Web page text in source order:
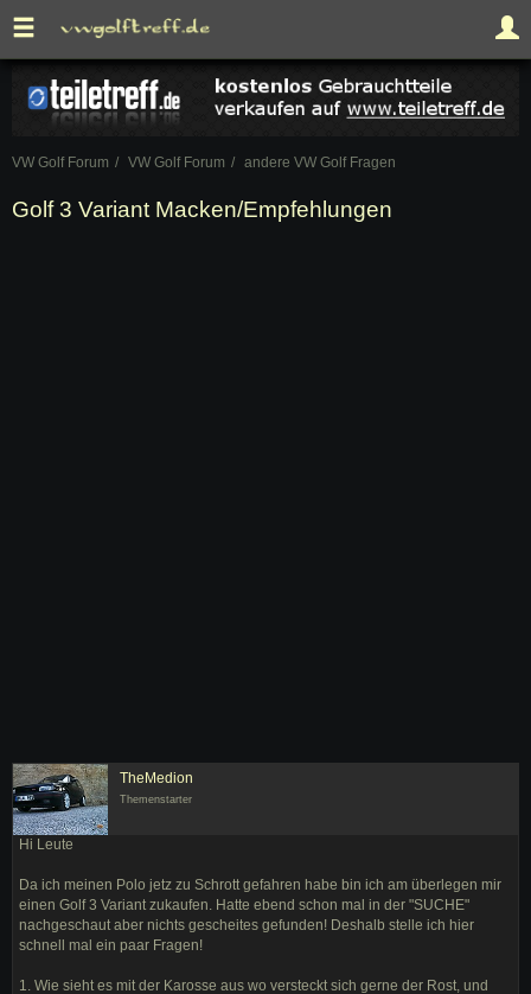
VW Golf Forum VW Golf Forum andere VW Golf Fragen
Golf 3 Variant Macken/Empfehlungen
TheMedion
Themenstarter
Hi Leute
Da ich meinen Polo jetz zu Schrott gefahren habe bin ich am überlegen mir
einen Golf 3 Variant zukaufen. Hatte ebend schon mal in der "SUCHE"
nachgeschaut aber nichts gescheites gefunden! Deshalb stelle ich hier
schnell mal ein paar Fragen!
1. Wie sieht es mit der Karosse aus wo versteckt sich gerne der Rost, und